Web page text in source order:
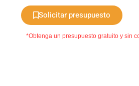
Solicitar presupuesto
*Obtenga un presupuesto gratuito y sin